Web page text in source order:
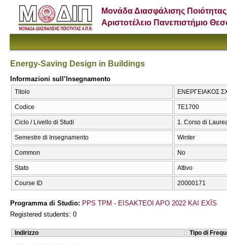
Μονάδα Διασφάλισης Ποιότητας
Αριστοτέλειο Πανεπιστήμιο
Energy-Saving Design in Buildings
Informazioni sull’Insegnamento
Titolo ΕΝΕΡΓΕΙΑΚΟΣ
Codice ΤΕ1700
Ciclo / Livello di Studi 1. Corso di
Semestre di Insegnamento Winter
Common No
Stato Attivo
Course ID 20000171
Programma di Studio: PPS TPM - EISAKTEOI APO 2022 KAI EXĪS
Registered students: 0
Indirizzo Tipo di